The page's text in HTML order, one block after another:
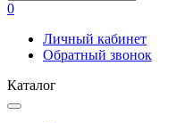
0
Личный кабинет
Обратный звонок
Каталог